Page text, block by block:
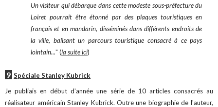
Un visiteur qui débarque dans cette modeste sous-préfecture du
Loiret pourrait être étonné par des plaques touristiques en
français et en mandarin, disséminés dans différents endroits de
la ville, balisant un parcours touristique consacré à ce pays
lointain..." (la suite ici)
9 Spéciale Stanley Kubrick
Je publiais en début d'année une série de 10 articles consacrés au
réalisateur américain Stanley Kubrick. Outre une biographie de l'auteur,